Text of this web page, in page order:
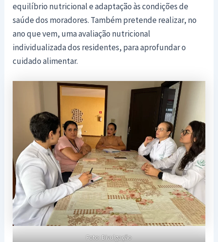
equilíbrio nutricional e adaptação às condições de
saúde dos moradores. Também pretende realizar, no
ano que vem, uma avaliação nutricional
individualizada dos residentes, para aprofundar o
cuidado alimentar.
Foto: Divulgação